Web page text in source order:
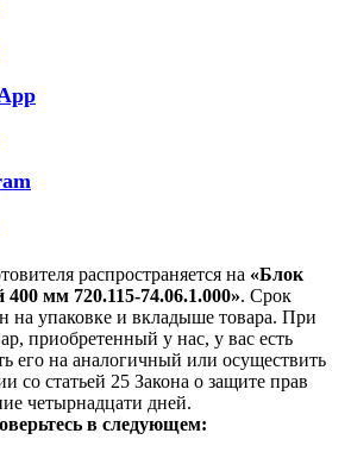
распространяется на «Блок
мм 720.115-74.06.1.000». Срок
на упаковке и вкладыше товара. При
приобретенный у нас, у вас есть
его на аналогичный или осуществить
со статьей 25 Закона о защите прав
четырнадцати дней.
в следующем: